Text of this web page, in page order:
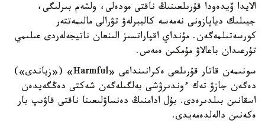
الايدا ۆيدەودا قۇرىلعىنىڭ ناقتى مودەلى، ولشەم بىرلىگى،
جيىلىك دياپازونى نەمەسە كاليبرلەۋ تۋرالى مالىمەتتەر
كورسەتىلمەگەن. مۇنداي اقپاراتسىز الىنعان ناتيجەلەردى عىلىمي
تۇرعىدان باعالاۋ مۇمكىن ەمەس.
سونىمەن قاتار قۇرىلعى ەكرانىنداعى «Harmful» («زياندى»)
دەگەن جازۋ تەك ءوندىرۋشى بەلگىلەگەن شەكتى دەڭگەيدەن
اسقانىن بىلدىرەدى. بۇل ادامنىڭ دەنساۋلىعىنا ناقتى قاۋىپ بار
ەكەنىن دالەلدەمەيدى.